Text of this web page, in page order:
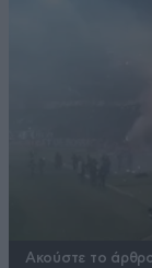
Ακούστε το